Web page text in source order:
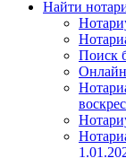
Найти
Поиск